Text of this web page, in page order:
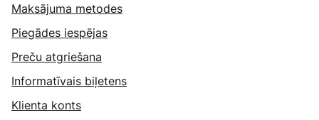
Maksājuma metodes
Piegādes iespējas
Preču atgriešana
Informatīvais biļetens
Klienta konts